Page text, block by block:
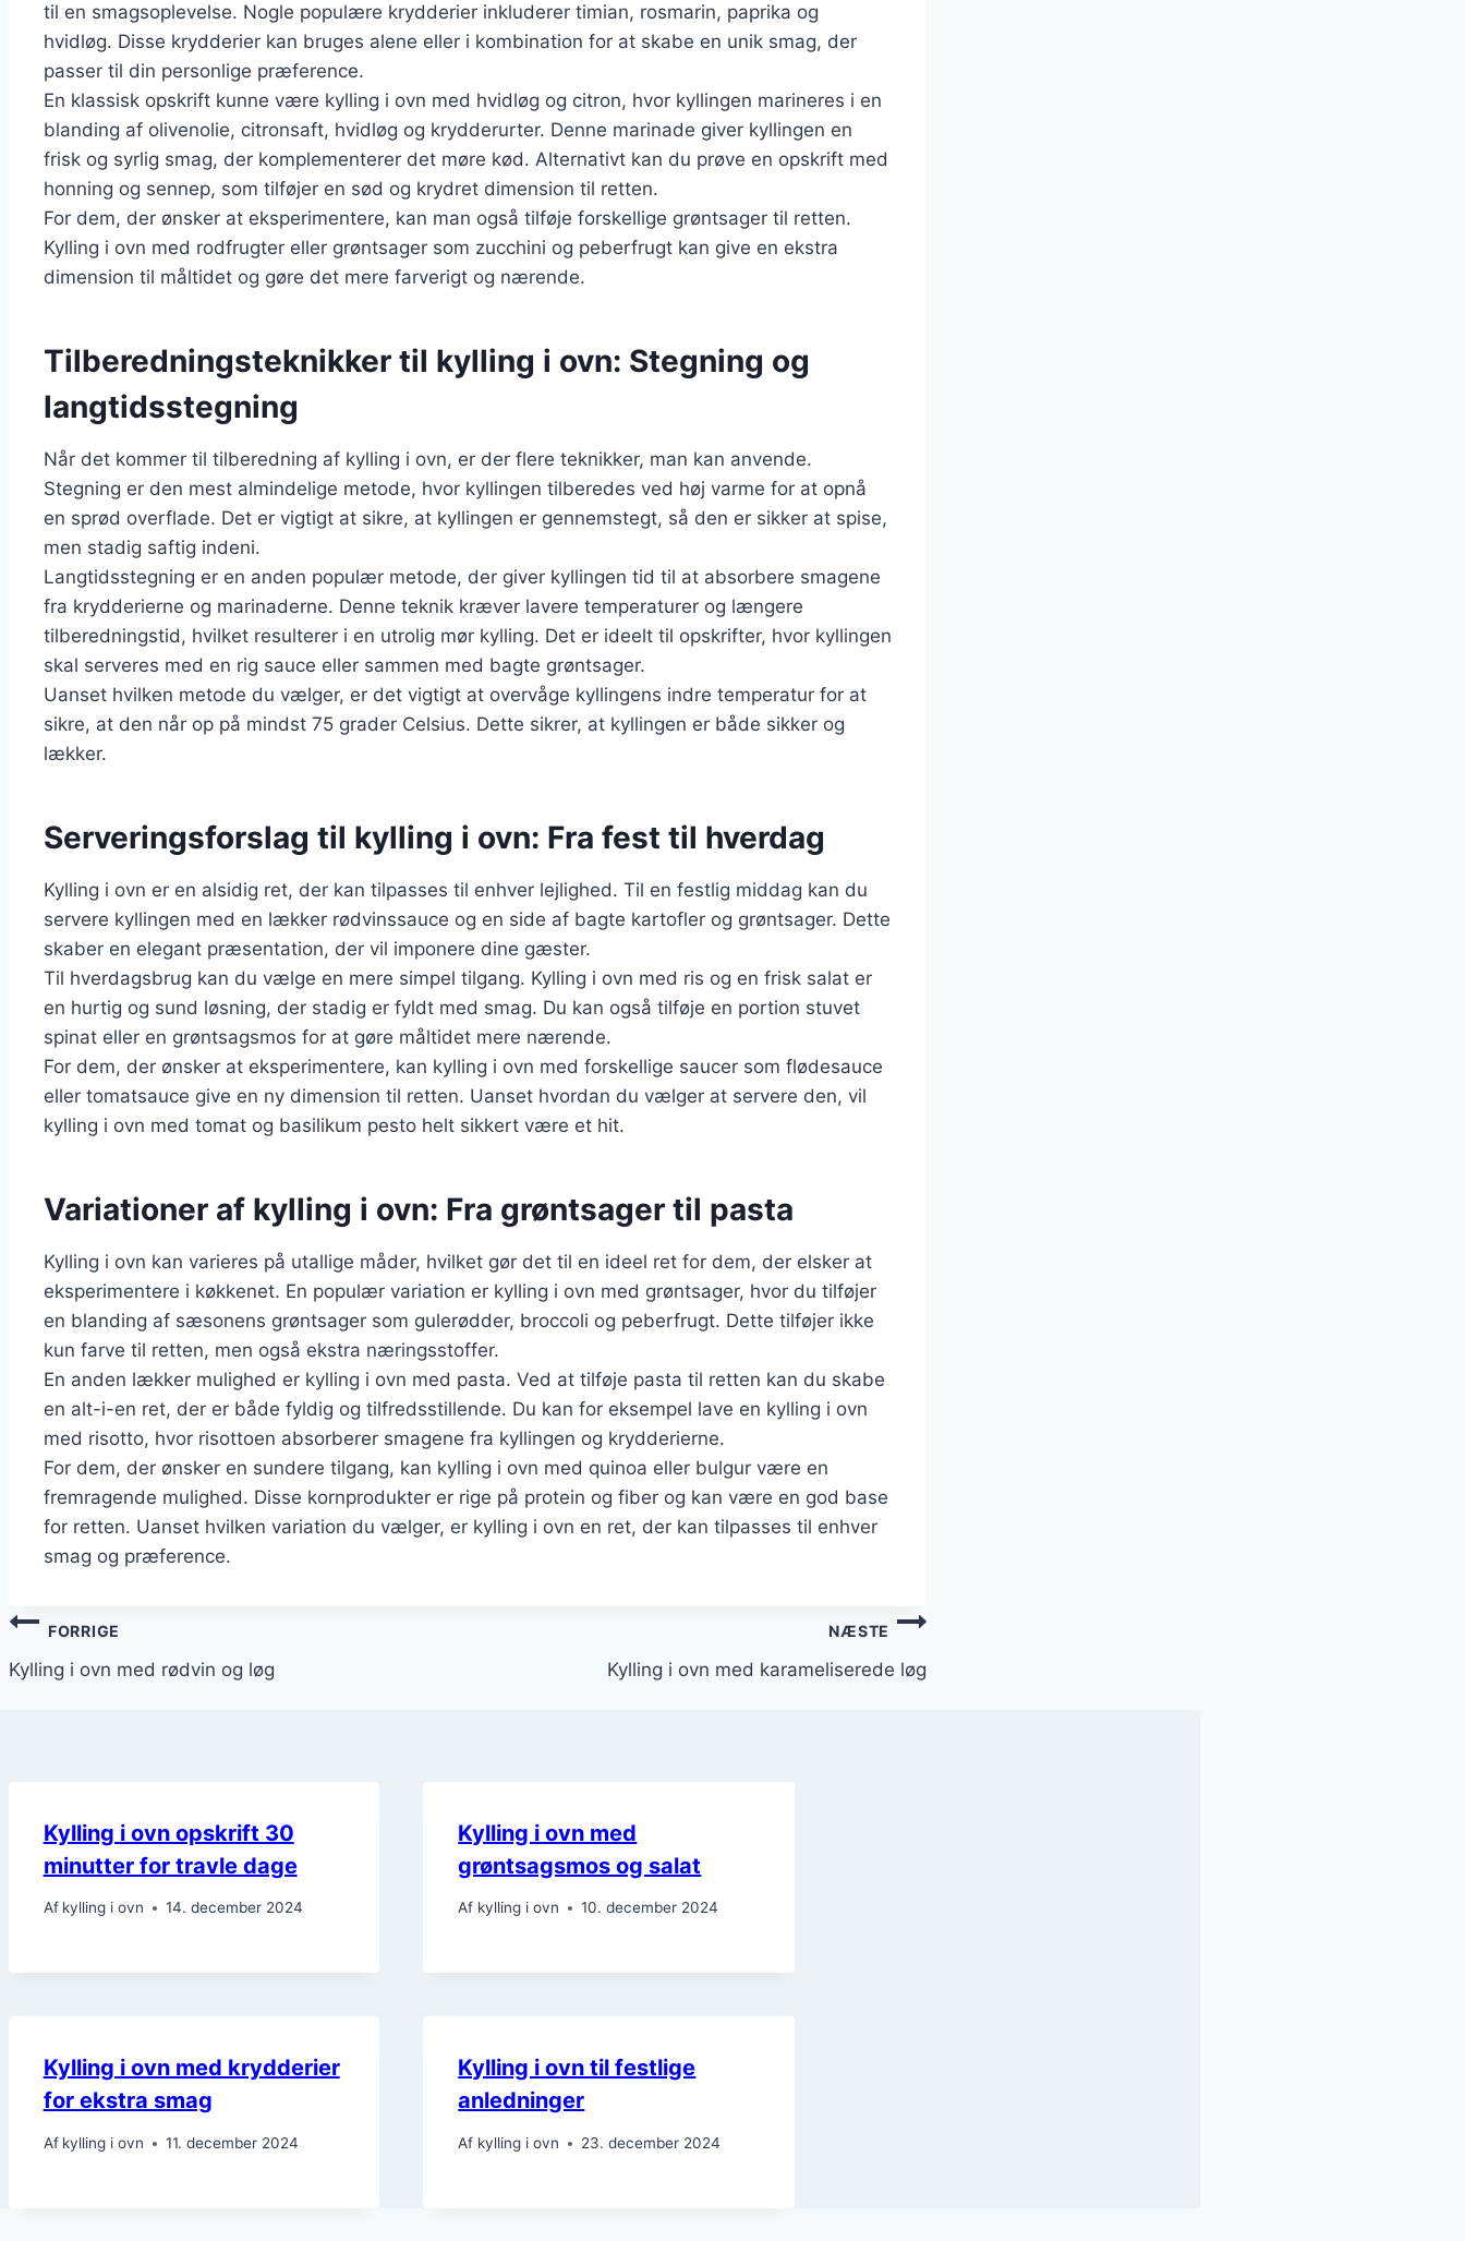
til en smagsoplevelse. Nogle populære krydderier inkluderer timian, rosmarin, paprika og
hvidløg. Disse krydderier kan bruges alene eller i kombination for at skabe en unik smag, der
passer til din personlige præference.
En klassisk opskrift kunne være kylling i ovn med hvidløg og citron, hvor kyllingen marineres i en
blanding af olivenolie, citronsaft, hvidløg og krydderurter. Denne marinade giver kyllingen en
frisk og syrlig smag, der komplementerer det møre kød. Alternativt kan du prøve en opskrift med
honning og sennep, som tilføjer en sød og krydret dimension til retten.
For dem, der ønsker at eksperimentere, kan man også tilføje forskellige grøntsager til retten.
Kylling i ovn med rodfrugter eller grøntsager som zucchini og peberfrugt kan give en ekstra
dimension til måltidet og gøre det mere farverigt og nærende.
Tilberedningsteknikker til kylling i ovn: Stegning og
langtidsstegning
Når det kommer til tilberedning af kylling i ovn, er der flere teknikker, man kan anvende.
Stegning er den mest almindelige metode, hvor kyllingen tilberedes ved høj varme for at opnå
en sprød overflade. Det er vigtigt at sikre, at kyllingen er gennemstegt, så den er sikker at spise,
men stadig saftig indeni.
Langtidsstegning er en anden populær metode, der giver kyllingen tid til at absorbere smagene
fra krydderierne og marinaderne. Denne teknik kræver lavere temperaturer og længere
tilberedningstid, hvilket resulterer i en utrolig mør kylling. Det er ideelt til opskrifter, hvor kyllingen
skal serveres med en rig sauce eller sammen med bagte grøntsager.
Uanset hvilken metode du vælger, er det vigtigt at overvåge kyllingens indre temperatur for at
sikre, at den når op på mindst 75 grader Celsius. Dette sikrer, at kyllingen er både sikker og
lækker.
Serveringsforslag til kylling i ovn: Fra fest til hverdag
Kylling i ovn er en alsidig ret, der kan tilpasses til enhver lejlighed. Til en festlig middag kan du
servere kyllingen med en lækker rødvinssauce og en side af bagte kartofler og grøntsager. Dette
skaber en elegant præsentation, der vil imponere dine gæster.
Til hverdagsbrug kan du vælge en mere simpel tilgang. Kylling i ovn med ris og en frisk salat er
en hurtig og sund løsning, der stadig er fyldt med smag. Du kan også tilføje en portion stuvet
spinat eller en grøntsagsmos for at gøre måltidet mere nærende.
For dem, der ønsker at eksperimentere, kan kylling i ovn med forskellige saucer som flødesauce
eller tomatsauce give en ny dimension til retten. Uanset hvordan du vælger at servere den, vil
kylling i ovn med tomat og basilikum pesto helt sikkert være et hit.
Variationer af kylling i ovn: Fra grøntsager til pasta
Kylling i ovn kan varieres på utallige måder, hvilket gør det til en ideel ret for dem, der elsker at
eksperimentere i køkkenet. En populær variation er kylling i ovn med grøntsager, hvor du tilføjer
en blanding af sæsonens grøntsager som gulerødder, broccoli og peberfrugt. Dette tilføjer ikke
kun farve til retten, men også ekstra næringsstoffer.
En anden lækker mulighed er kylling i ovn med pasta. Ved at tilføje pasta til retten kan du skabe
en alt-i-en ret, der er både fyldig og tilfredsstillende. Du kan for eksempel lave en kylling i ovn
med risotto, hvor risottoen absorberer smagene fra kyllingen og krydderierne.
For dem, der ønsker en sundere tilgang, kan kylling i ovn med quinoa eller bulgur være en
fremragende mulighed. Disse kornprodukter er rige på protein og fiber og kan være en god base
for retten. Uanset hvilken variation du vælger, er kylling i ovn en ret, der kan tilpasses til enhver
smag og præference.
Indlægsnavigation
FORRIGE
Kylling i ovn med rødvin og løg
NÆSTE
Kylling i ovn med karameliserede løg
Kylling i ovn opskrift 30
minutter for travle dage
Af kylling i ovn 14. december 2024
Kylling i ovn med
grøntsagsmos og salat
Af kylling i ovn 10. december 2024
Kylling i ovn med krydderier
for ekstra smag
Af kylling i ovn 11. december 2024
Kylling i ovn til festlige
anledninger
Af kylling i ovn 23. december 2024